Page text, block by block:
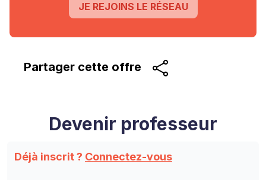
JE REJOINS LE RÉSEAU
Partager cette offre
Devenir professeur
Déjà inscrit ? Connectez-vous